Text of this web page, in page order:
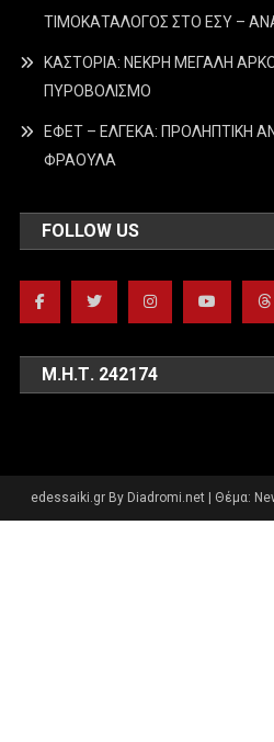
ΤΙΜΟΚΑΤΑΛΟΓΟΣ ΣΤΟ ΕΣΥ –
ΚΑΣΤΟΡΙΑ: ΝΕΚΡΗ ΜΕΓΑΛΗ
ΠΥΡΟΒΟΛΙΣΜΟ
ΕΦΕΤ – ΕΛΓΕΚΑ: ΠΡΟΛΗΠΤΙΚΗ
ΦΡΑΟΥΛΑ
FOLLOW US
Μ.Η.Τ. 242174
edessaiki.gr By Diadromi.net Θέμα: